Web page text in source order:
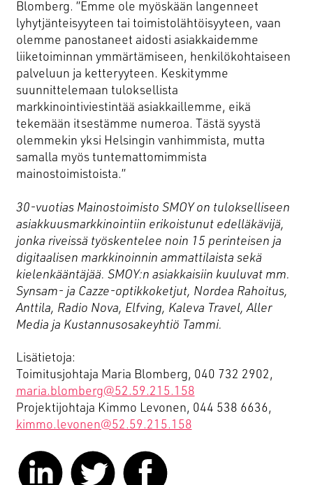
Sisällöntuotanto ja some
Yhteiskunnallinen markkinointi
Mainostoimisto Smoy Oy
POOL Verk
Sörnäistenkatu 1
00580 HELSINKI
Y-tunnus 0741439-6
Facebook
Instagram
TikTok
LinkedIn
YouTube
Blomberg. ”Emme ole myöskään langenneet
lyhytjänteisyyteen tai toimistolähtöisyyteen, vaan
olemme panostaneet aidosti asiakkaidemme
liiketoiminnan ymmärtämiseen, henkilökohtaiseen
palveluun ja ketteryyteen. Keskitymme
suunnittelemaan tuloksellista
markkinointiviestintää asiakkaillemme, eikä
tekemään itsestämme numeroa. Tästä syystä
olemmekin yksi Helsingin vanhimmista, mutta
samalla myös tuntemattomimmista
mainostoimistoista.”
30-vuotias Mainostoimisto SMOY on tulokselliseen
asiakkuusmarkkinointiin erikoistunut edelläkävijä,
jonka riveissä työskentelee noin 15 perinteisen ja
digitaalisen markkinoinnin ammattilaista sekä
kielenkääntäjää. SMOY:n asiakkaisiin kuuluvat mm.
Synsam- ja Cazze-optikkoketjut, Nordea Rahoitus,
Anttila, Radio Nova, Elfving, Kaleva Travel, Aller
Media ja Kustannusosakeyhtiö Tammi.
Lisätietoja:
Toimitusjohtaja Maria Blomberg, 040 732 2902,
maria.blomberg@52.59.215.158
Projektijohtaja Kimmo Levonen, 044 538 6636,
kimmo.levonen@52.59.215.158